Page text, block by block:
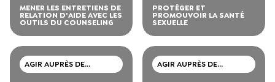
MENER LES ENTRETIENS DE
RELATION D'AIDE AVEC LES
OUTILS DU COUNSELING
PROTÉGER ET
PROMOUVOIR LA SANTÉ
SEXUELLE
AGIR AUPRÈS DE
PERSONNES EN
AGIR AUPRÈS DE
PERSONNES MIGRANTES